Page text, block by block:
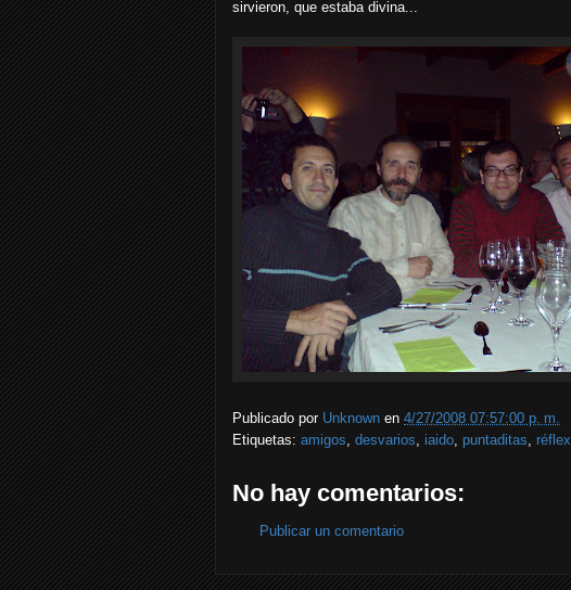
sirvieron, que estaba divina...
Publicado por Unknown en 4/27/2008 07:57:00 p. m.
Etiquetas: amigos, desvarios, iaido, puntaditas, réflex
No hay comentarios:
Publicar un comentario